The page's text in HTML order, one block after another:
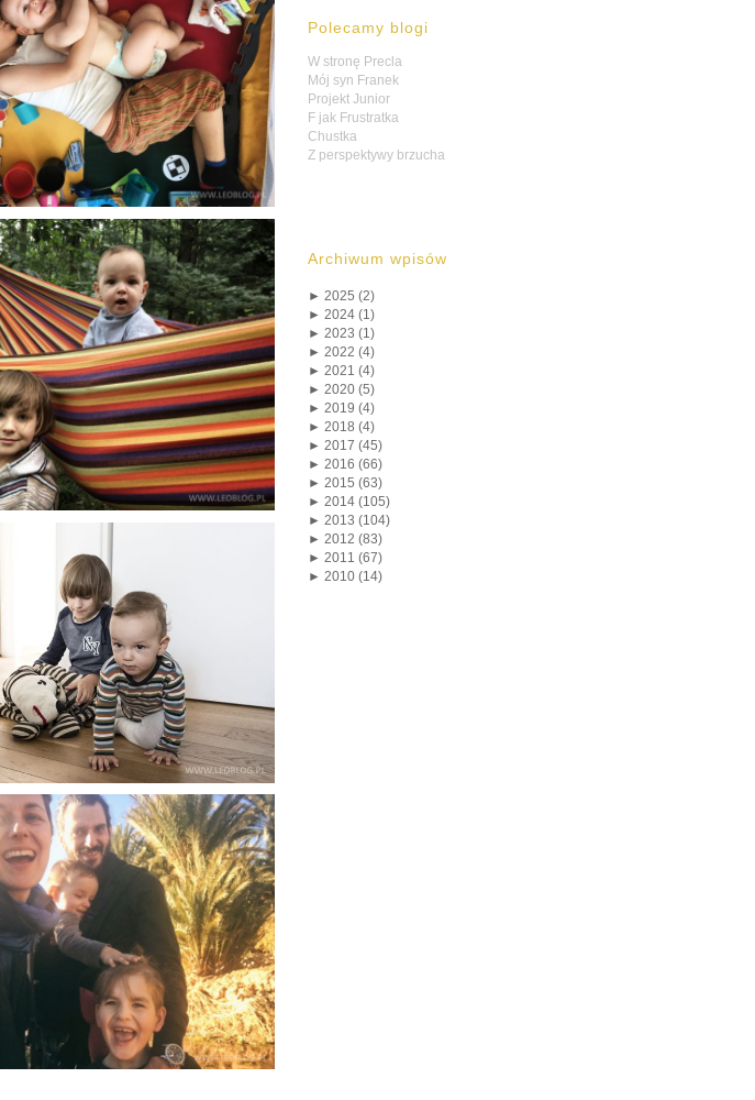
Polecamy blogi
W stronę Precla
Mój syn Franek
Projekt Junior
F jak Frustratka
Chustka
Z perspektywy brzucha
Archiwum wpisów
► 2025 (2)
► 2024 (1)
► 2023 (1)
► 2022 (4)
► 2021 (4)
► 2020 (5)
► 2019 (4)
► 2018 (4)
► 2017 (45)
► 2016 (66)
► 2015 (63)
► 2014 (105)
► 2013 (104)
► 2012 (83)
► 2011 (67)
► 2010 (14)